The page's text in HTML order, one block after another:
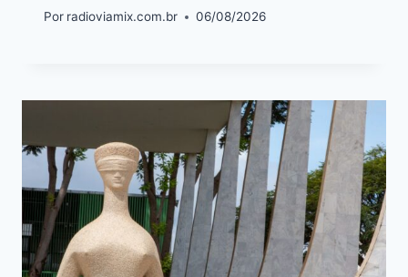
Por radioviamix.com.br 06/08/2026